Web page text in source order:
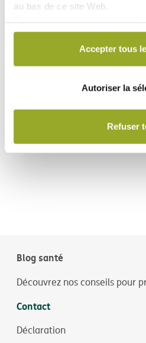
au bas de ce site Web.
cookies par DKV ou sur la
supprimer les cookies, veuillez
déclaration relative aux
Accepter tous
Autoriser la
Refuser
Blog santé
Découvrez nos conseils pour
Contact
Déclaration